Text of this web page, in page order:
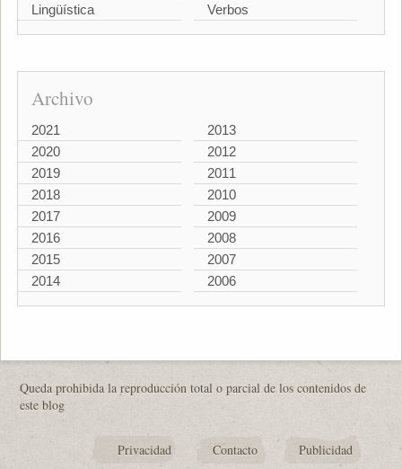
Lingüística
Verbos
Archivo
2021
2020
2019
2018
2017
2016
2015
2014
2013
2012
2011
2010
2009
2008
2007
2006
Queda prohibida la reproducción total o parcial de los contenidos de
este blog
Privacidad Contacto Publicidad